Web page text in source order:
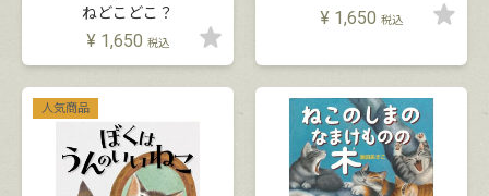
ねどこどこ？
¥ 1,650 税込
¥ 1,650 税込
人気商品